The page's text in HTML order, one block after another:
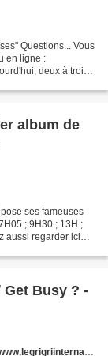
Questions... Vous
en ligne :
deux à trois
album de
ses fameuses
; 9H30 ; 13H ;
aussi regarder ici
Get Busy ? -